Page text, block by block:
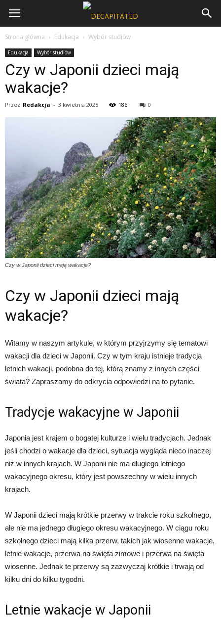
Strona główna Edukacja Wybór studiów
Edukacja Wybór studiów
Czy w Japonii dzieci mają
wakacje?
Przez Redakcja - 3 kwietnia 2025 186 0
Czy w Japonii dzieci mają wakacje?
Czy w Japonii dzieci mają
wakacje?
Witamy w naszym artykule, w którym przyjrzymy się tematowi
wakacji dla dzieci w Japonii. Czy w tym kraju istnieje tradycja
letnich wakacji, podobna do tej, którą znamy z innych części
świata? Zapraszamy do odkrycia odpowiedzi na to pytanie.
Tradycje wakacyjne w Japonii
Japonia jest krajem o bogatej kulturze i wielu tradycjach. Jednak
jeśli chodzi o wakacje dla dzieci, sytuacja wygląda nieco inaczej
niż w innych krajach. W Japonii nie ma długiego letniego
wakacyjnego okresu, który jest powszechny w wielu innych
krajach.
W Japonii dzieci mają krótkie przerwy w trakcie roku szkolnego,
ale nie ma jednego długiego okresu wakacyjnego. W ciągu roku
szkolnego dzieci mają kilka przerw, takich jak wiosenne wakacje,
letnie wakacje, przerwa na święta zimowe i przerwa na święta
wiosenne. Jednak te przerwy są zazwyczaj krótkie i trwają od
kilku dni do kilku tygodni.
Letnie wakacje w Japonii